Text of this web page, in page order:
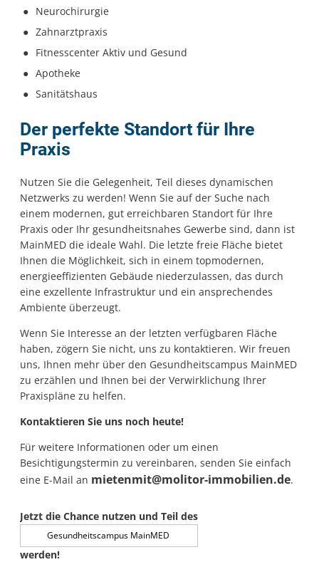
Neurochirurgie
Zahnarztpraxis
Fitnesscenter Aktiv und Gesund
Apotheke
Sanitätshaus
Der perfekte Standort für Ihre
Praxis
Nutzen Sie die Gelegenheit, Teil dieses dynamischen
Netzwerks zu werden! Wenn Sie auf der Suche nach
einem modernen, gut erreichbaren Standort für Ihre
Praxis oder Ihr gesundheitsnahes Gewerbe sind, dann ist
MainMED die ideale Wahl. Die letzte freie Fläche bietet
Ihnen die Möglichkeit, sich in einem topmodernen,
energieeffizienten Gebäude niederzulassen, das durch
eine exzellente Infrastruktur und ein ansprechendes
Ambiente überzeugt.
Wenn Sie Interesse an der letzten verfügbaren Fläche
haben, zögern Sie nicht, uns zu kontaktieren. Wir freuen
uns, Ihnen mehr über den Gesundheitscampus MainMED
zu erzählen und Ihnen bei der Verwirklichung Ihrer
Praxispläne zu helfen.
Kontaktieren Sie uns noch heute!
Für weitere Informationen oder um einen
Besichtigungstermin zu vereinbaren, senden Sie einfach
eine E-Mail an mietenmit@molitor-immobilien.de.
Jetzt die Chance nutzen und Teil des
Gesundheitscampus MainMED
werden!